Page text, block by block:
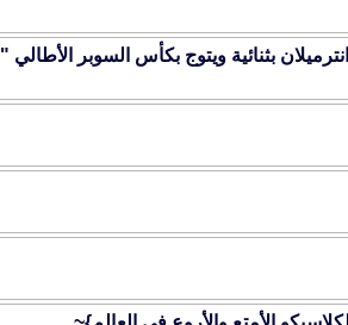
بثنائية ويتوج بكأس السوبر الأطالي "